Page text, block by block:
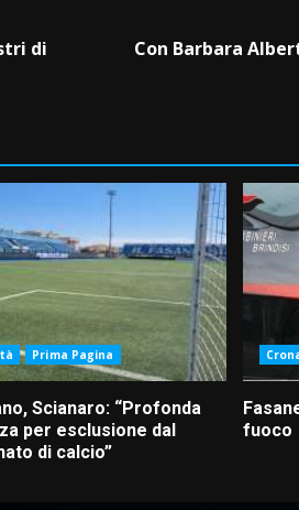
di
Con Barbara
Prima Pagina
Scianaro: “Profonda
per esclusione dal
di calcio”
fuoco